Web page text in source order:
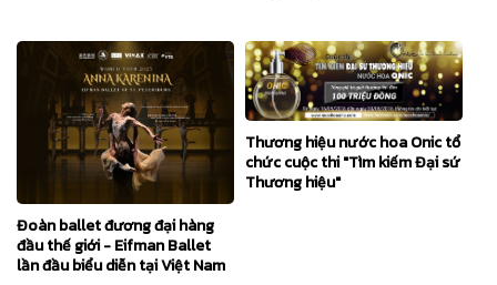
Đoàn ballet đương đại hàng
đầu thế giới - Eifman Ballet
lần đầu biểu diễn tại Việt Nam
Thương hiệu nước hoa Onic tổ
chức cuộc thi "Tìm kiếm Đại sứ
Thương hiệu"